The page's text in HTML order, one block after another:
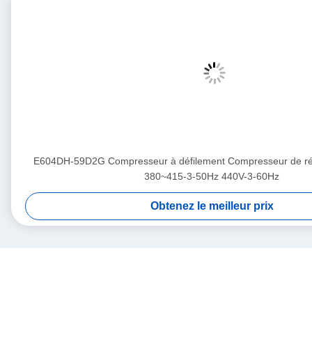
E604DH-59D2G Compresseur à défilement Compresseur de
380~415-3-50Hz 440V-3-60Hz
Obtenez le meilleur prix